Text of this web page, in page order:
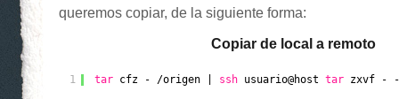
queremos copiar, de la siguiente forma:
Copiar de local a remoto
1 tar cfz - /origen ssh usuario@host tar zxvf -